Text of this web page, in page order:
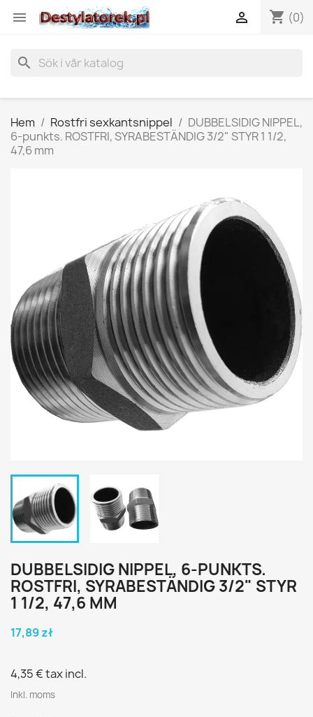
 shopping_cart (0)

search
Hem Rostfri sexkantsnippel
DUBBELSIDIG NIPPEL,
6-punkts. ROSTFRI, SYRABESTÄNDIG 3/2" STYR 1 1/2,
47,6 mm
DUBBELSIDIG NIPPEL, 6-PUNKTS.
ROSTFRI, SYRABESTÄNDIG 3/2" STYR
1 1/2, 47,6 MM
17,89 zł
4,35 €tax incl.
Inkl. moms